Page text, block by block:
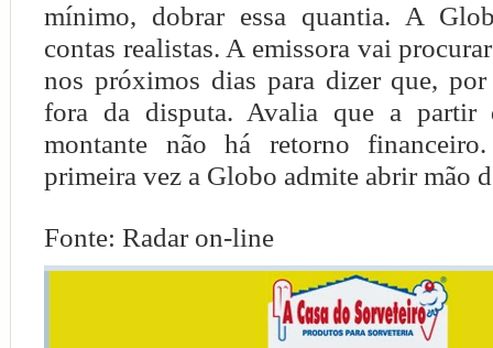
mínimo, dobrar essa quantia. A
contas realistas. A emissora vai
nos próximos dias para dizer que, por
fora da disputa. Avalia que a partir
montante não há retorno
primeira vez a Globo admite abrir mão
Fonte: Radar on-line